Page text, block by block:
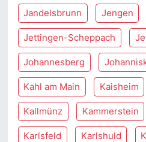
Jandelsbrunn Jengen
Jettingen-Scheppach
Johannesberg
Kahl am Main Kaisheim
Kallmünz Kammerstein
Karlsfeld Karlshuld